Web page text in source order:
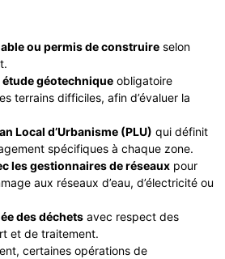
ou permis de construire selon
étude géotechnique obligatoire
terrains difficiles, afin d’évaluer la
Local d’Urbanisme (PLU) qui définit
spécifiques à chaque zone.
les gestionnaires de réseaux pour
aux réseaux d’eau, d’électricité ou
des déchets avec respect des
et de traitement.
certaines opérations de